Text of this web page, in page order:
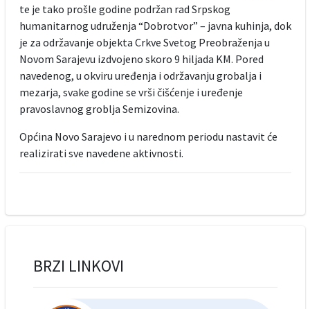
te je tako prošle godine podržan rad Srpskog
humanitarnog udruženja “Dobrotvor” – javna kuhinja, dok
je za održavanje objekta Crkve Svetog Preobraženja u
Novom Sarajevu izdvojeno skoro 9 hiljada KM. Pored
navedenog, u okviru uređenja i održavanju grobalja i
mezarja, svake godine se vrši čišćenje i uređenje
pravoslavnog groblja Semizovina.
Općina Novo Sarajevo i u narednom periodu nastavit će
realizirati sve navedene aktivnosti.
BRZI LINKOVI